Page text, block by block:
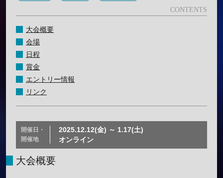
大会概要
会場
日程
賞金
エントリー情報
リンク
開催日・
開催地
2025.12.12(金) ～ 1.17(土)
オンライン
大会概要